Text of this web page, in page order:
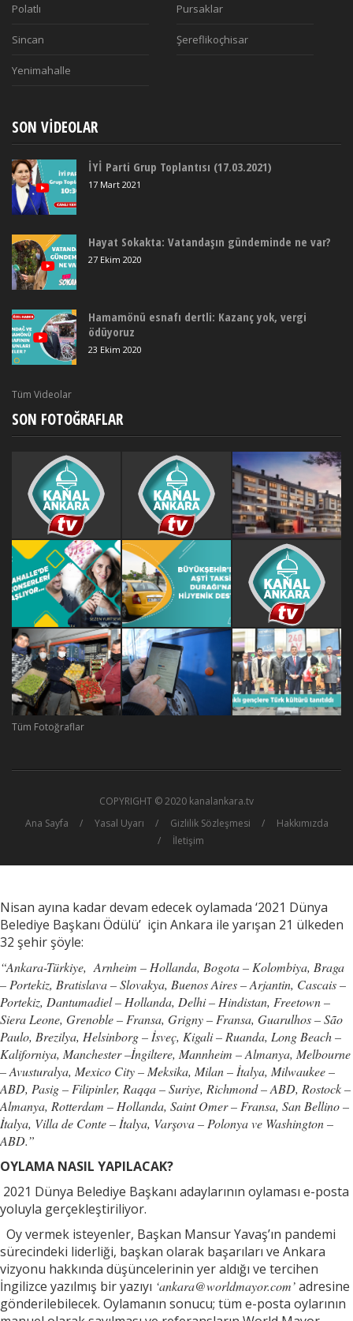
Polatlı Pursaklar
Sincan Şereflikoçhisar
Yenimahalle
SON VIDEOLAR
İYİ Parti Grup Toplantısı (17.03.2021)
17 Mart 2021
Hayat Sokakta: Vatandaşın gündeminde ne var?
27 Ekim 2020
Hamamönü esnafı dertli: Kazanç yok, vergi
ödüyoruz
23 Ekim 2020
Tüm Videolar
SON FOTOĞRAFLAR
Tüm Fotoğraflar
COPYRIGHT © 2020 kanalankara.tv
Ana Sayfa
Yasal Uyarı Gizlilik Sözleşmesi
Hakkımızda
İletişim
Nisan ayına kadar devam edecek oylamada ‘2021 Dünya
Belediye Başkanı Ödülü’ için Ankara ile yarışan 21 ülkeden
32 şehir şöyle:
“Ankara-Türkiye, Arnheim – Hollanda, Bogota – Kolombiya, Braga
– Portekiz, Bratislava – Slovakya, Buenos Aires – Arjantin, Cascais –
Portekiz, Dantumadiel – Hollanda, Delhi – Hindistan, Freetown –
Siera Leone, Grenoble – Fransa, Grigny – Fransa, Guarulhos – São
Paulo, Brezilya, Helsinborg – İsveç, Kigali – Ruanda, Long Beach –
Kaliforniya, Manchester –İngiltere, Mannheim – Almanya, Melbourne
– Avusturalya, Mexico City – Meksika, Milan – İtalya, Milwaukee –
ABD, Pasig – Filipinler, Raqqa – Suriye, Richmond – ABD, Rostock –
Almanya, Rotterdam – Hollanda, Saint Omer – Fransa, San Bellino –
İtalya, Villa de Conte – İtalya, Varşova – Polonya ve Washington –
ABD.”
OYLAMA NASIL YAPILACAK?
2021 Dünya Belediye Başkanı adaylarının oylaması e-posta
yoluyla gerçekleştiriliyor.
Oy vermek isteyenler, Başkan Mansur Yavaş’ın pandemi
sürecindeki liderliği, başkan olarak başarıları ve Ankara
vizyonu hakkında düşüncelerinin yer aldığı ve tercihen
İngilizce yazılmış bir yazıyı ‘ankara@worldmayor.com’adresine
gönderilebilecek. Oylamanın sonucu; tüm e-posta oylarının